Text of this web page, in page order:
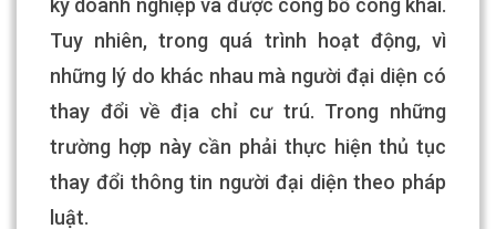
ký doanh nghiệp và được công bố công khai.
Tuy nhiên, trong quá trình hoạt động, vì
những lý do khác nhau mà người đại diện có
thay đổi về địa chỉ cư trú. Trong những
trường hợp này cần phải thực hiện thủ tục
thay đổi thông tin người đại diện theo pháp
luật.